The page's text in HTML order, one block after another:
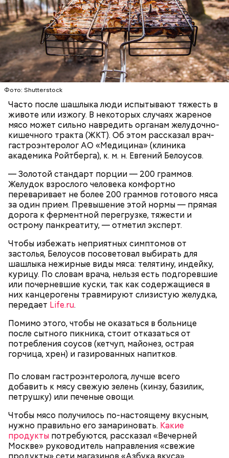
Фото: Shutterstock
Часто после шашлыка люди испытывают тяжесть в
животе или изжогу. В некоторых случаях жареное
мясо может сильно навредить органам желудочно-
кишечного тракта (ЖКТ). Об этом рассказал врач-
гастроэнтеролог АО «Медицина» (клиника
академика Ройтберга), к. м. н. Евгений Белоусов.
— Золотой стандарт порции — 200 граммов.
Желудок взрослого человека комфортно
переваривает не более 200 граммов готового мяса
за один прием. Превышение этой нормы — прямая
дорога к ферментной перегрузке, тяжести и
острому панкреатиту, — отметил эксперт.
Чтобы избежать неприятных симптомов от
застолья, Белоусов посоветовал выбирать для
шашлыка нежирные виды мяса: телятину, индейку,
курицу. По словам врача, нельзя есть подгоревшие
или почерневшие куски, так как содержащиеся в
них канцерогены травмируют слизистую желудка,
передает Life.ru.
Помимо этого, чтобы не оказаться в больнице
после сытного пикника, стоит отказаться от
потребления соусов (кетчуп, майонез, острая
горчица, хрен) и газированных напитков.
По словам гастроэнтеролога, лучше всего
добавить к мясу свежую зелень (кинзу, базилик,
петрушку) или печеные овощи.
Чтобы мясо получилось по-настоящему вкусным,
нужно правильно его замариновать. Какие
продукты потребуются, рассказал «Вечерней
Москве» руководитель направления «свежие
В Международный день холостяка все мужчины
без пары видятся со своими друзьями, устраивают
вечеринки, играют в видеоигры и проводят время,
День малины со сливками
День малины со сливками отмечается в США в
честь вкусового сочетания этой ягоды со сливками.
В этот праздник люди едят не только малину со
сливками, но и другие десерты на основе этих
двух ингредиентов. Их можно купить в магазине
или сделать самостоятельно вместе со своими
родными и близкими.
Ингредиенты:
кабачок;
брынза;
растительное масло;
помидоры черри либо грунтовые.
— Кабачки нужно натереть длинными слайсами
(это можно сделать на специальной терке),
похожими на спагетти, и уложить в противень.
Дальше нужно добавить немного растительного
масла, соль, а сверху бросить хаотично
черри или грунтовые, — рассказал шеф-повар.
беременным, кормящим женщинам;
людям с ослабленной иммунной системой;
пожилым;
детям.
— Там может содержаться огромное количество
нитратов, которое вызовет головокружение,
гипоксию и ухудшение физического состояния, —
предостерегла Соломатина.